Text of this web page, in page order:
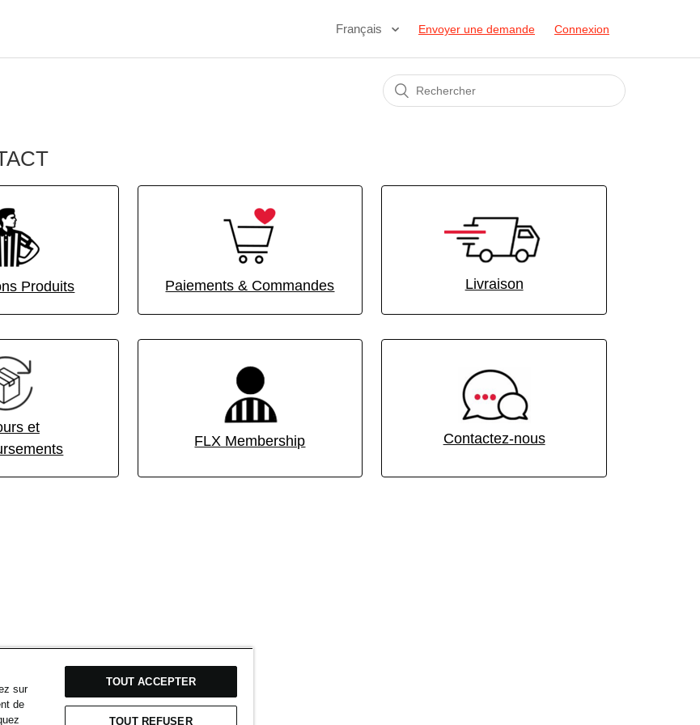
Français Envoyer une demande Connexion
Produits Paiements & Commandes Livraison
et
FLX Membership Contactez-nous
sur
de
TOUT ACCEPTER
TOUT REFUSER